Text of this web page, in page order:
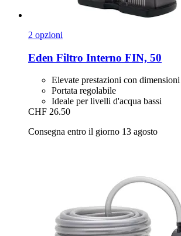
2 opzioni
Eden Filtro Interno FIN, 50
Elevate prestazioni con
Portata regolabile
Ideale per livelli d'acqua bassi
CHF 26.50
Consegna entro il giorno 13 agosto